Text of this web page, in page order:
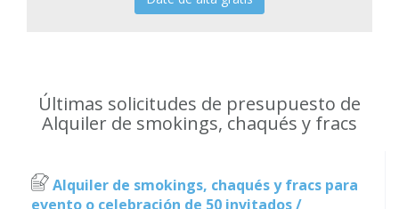
Últimas solicitudes de presupuesto de
Alquiler de smokings, chaqués y fracs
Alquiler de smokings, chaqués y fracs para
evento o celebración de 50 invitados /